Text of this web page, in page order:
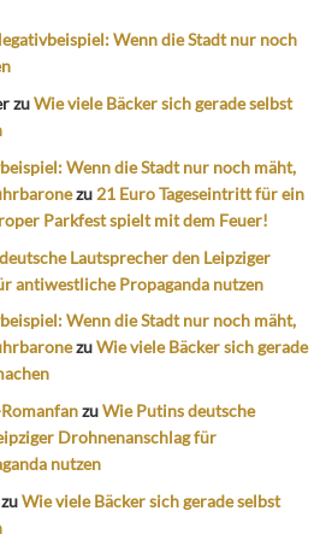
Wenn die Stadt nur noch
zuWie viele Bäcker sich gerade selbst
Wenn die Stadt nur noch mäht,
zu 21 Euro Tageseintritt für ein
Parkfest spielt mit dem Feuer!
Lautsprecher den Leipziger
antiwestliche Propaganda nutzen
Wenn die Stadt nur noch mäht,
zuWie viele Bäcker sich gerade
zuWie Putins deutsche
Drohnenanschlag für
nutzen
zuWie viele Bäcker sich gerade selbst